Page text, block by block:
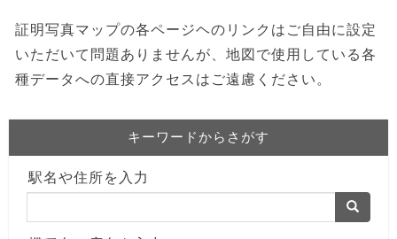
証明写真マップの各ページヘのリンクはご自由に設定
いただいて問題ありませんが、地図で使用している各
種データへの直接アクセスはご遠慮ください。
キーワードからさがす
駅名や住所を入力